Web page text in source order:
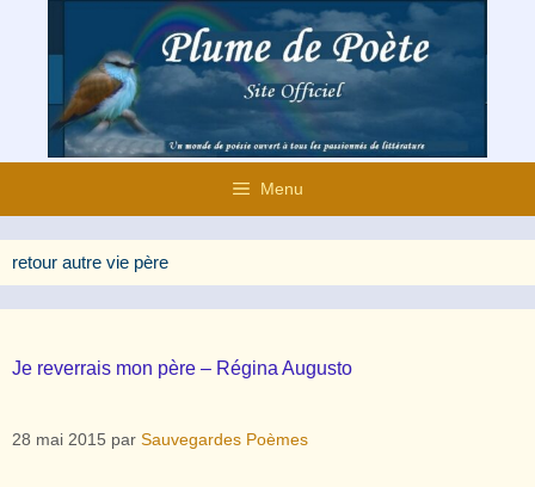
contenu
Menu
retour autre vie père
Je reverrais mon père – Régina Augusto
28 mai 2015 par Sauvegardes Poèmes